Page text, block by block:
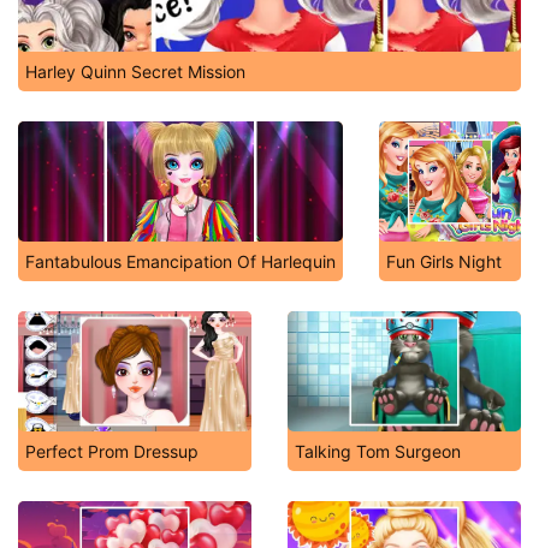
Harley Quinn Secret Mission
Fantabulous Emancipation Of Harlequin Fun Girls Night
Perfect Prom Dressup Talking Tom Surgeon